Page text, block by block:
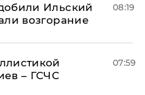
Ильский
возгорание
08:19
– ГСЧС
07:59